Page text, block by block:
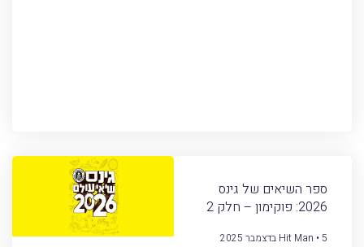
ספר השיאים של גינס
2026: פוקימון – חלק 2
Hit Man 5 בדצמבר 2025